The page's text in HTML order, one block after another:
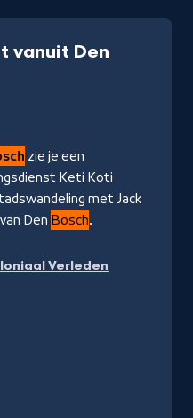
vanuit Den
zie je een
Keti Koti
met Jack
Den Bosch.
Verleden